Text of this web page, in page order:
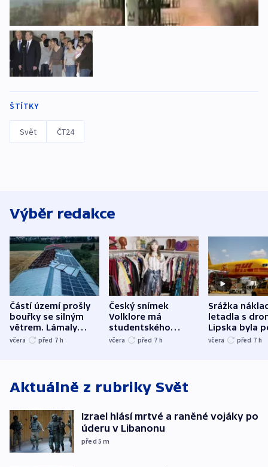
ŠTÍTKY
Svět ČT24
Výběr redakce
Částí území prošly
bouřky se silným
větrem. Lámaly
stromy a poničily
včera před 7 h
Český snímek
Volklore má
studentského
Oscara, zabojuje o
včera před 7 h
Srážka
letadla s
Lipska byla
německého
včera před 7 h
Aktuálně z rubriky Svět
Izrael hlásí mrtvé a raněné vojáky po
úderu v Libanonu
před 5m